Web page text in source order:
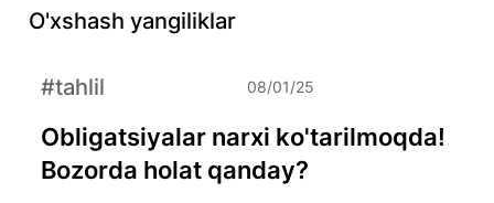
O'xshash yangiliklar
Obligatsiyalar narxi ko'tarilmoqda!
Bozorda holat qanday?
#tahlil 08/01/25